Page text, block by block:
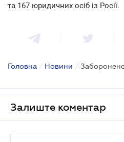
та 167 юридичних осіб із Росії.
Головна / Новини / Заборонено
Залиште коментар